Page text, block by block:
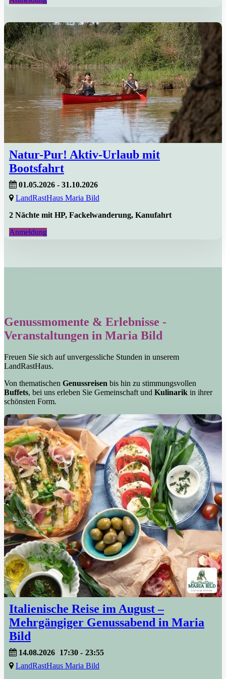
Natur-Pur! Aktiv-Urlaub mit
Bootsfahrt
01.05.2026 - 31.10.2026
LandRastHaus Maria Bild
2 Nächte mit HP, Fackelwanderung, Kanufahrt
Anmeldung
Genussmomente & Erlebnisse -
Veranstaltungen in Maria Bild
Freuen Sie sich auf unvergessliche Stunden in unserem
LandRastHaus.
Von thematischen Genussreisen bis hin zu stimmungsvollen
Buffets, bei uns erleben Sie Gemeinschaft und Kulinarik in ihrer
schönsten Form.
Italienische Reise im August –
Mehrgängiger Genussabend in Maria
Bild
14.08.2026 17:30 - 23:55
LandRastHaus Maria Bild